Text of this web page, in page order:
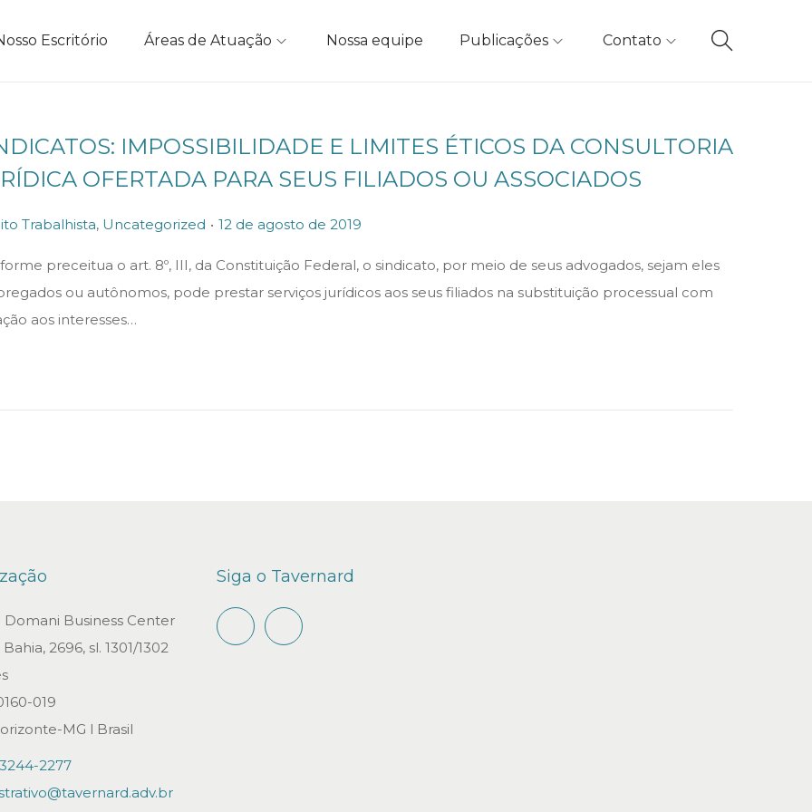
Escritório Áreas de Atuação Nossa equipe Publicações Contato
IMPOSSIBILIDADE E LIMITES ÉTICOS DA CONSULTORIA
OFERTADA PARA SEUS FILIADOS OU ASSOCIADOS
Trabalhista, Uncategorized . P
s
t
12 de agosto de 2019
preceitua o art. 8º, III, da Constituição Federal, o sindicato, por meio de seus advogados, sejam eles
ou autônomos, pode prestar serviços jurídicos aos seus filiados na substituição processual com
aos interesses…
Domani Business Center
2696, sl. 1301/1302
019
MG l Brasil
2277
Siga o Tavernard